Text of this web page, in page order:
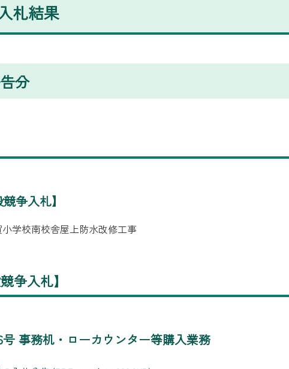
札結果
分
争入札】
学校南校舎屋上防水改修工事
争入札】
事務机・ローカウンター等購入業務